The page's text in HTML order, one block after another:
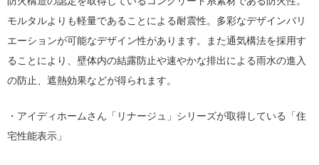
モルタルよりも軽量であることによる耐震性。多彩なデザインバリ
エーションが可能なデザイン性があります。また通気構法を採用す
ることにより、壁体内の結露防止や速やかな排出による雨水の進入
の防止、遮熱効果などが得られます。
・アイディホームさん「リナージュ」シリーズが取得している「住
宅性能表示」